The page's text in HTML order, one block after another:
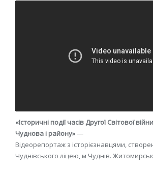
«Історичні події часів Другої Cвітової
Чуднова і району»—
Відеорепортаж з історієзнавцями,
Чуднівського ліцею, м Чуднів.